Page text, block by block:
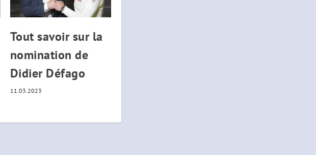
Tout savoir sur la
nomination de
Didier Défago
11.03.2023